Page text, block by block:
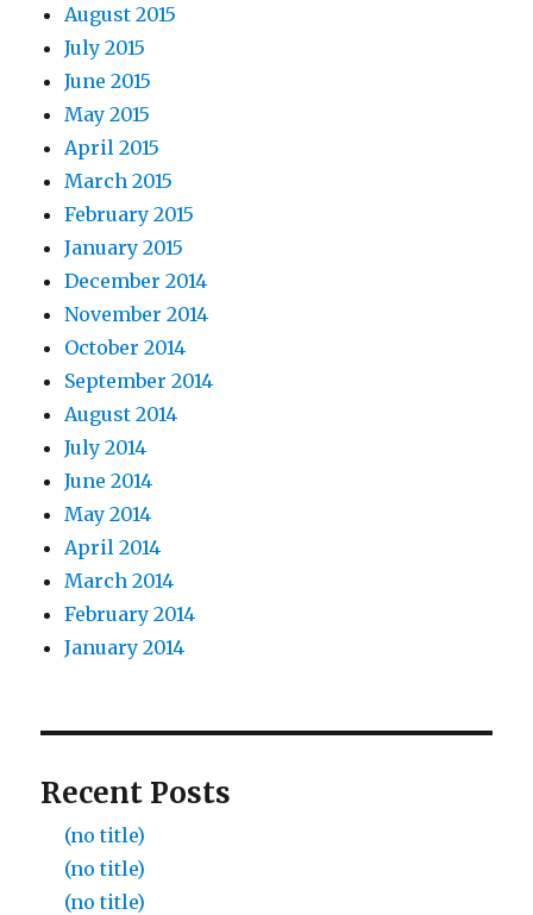
August 2015
July 2015
June 2015
May 2015
April 2015
March 2015
February 2015
January 2015
December 2014
November 2014
October 2014
September 2014
August 2014
July 2014
June 2014
May 2014
April 2014
March 2014
February 2014
January 2014
Recent Posts
(no title)
(no title)
(no title)